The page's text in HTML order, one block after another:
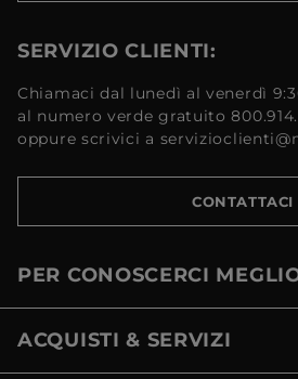
SERVIZIO CLIENTI:
Chiamaci dal lunedì al venerdì
al numero verde gratuito
oppure scrivici a
CONTATTACI
PER CONOSCERCI
ACQUISTI & SERVIZI